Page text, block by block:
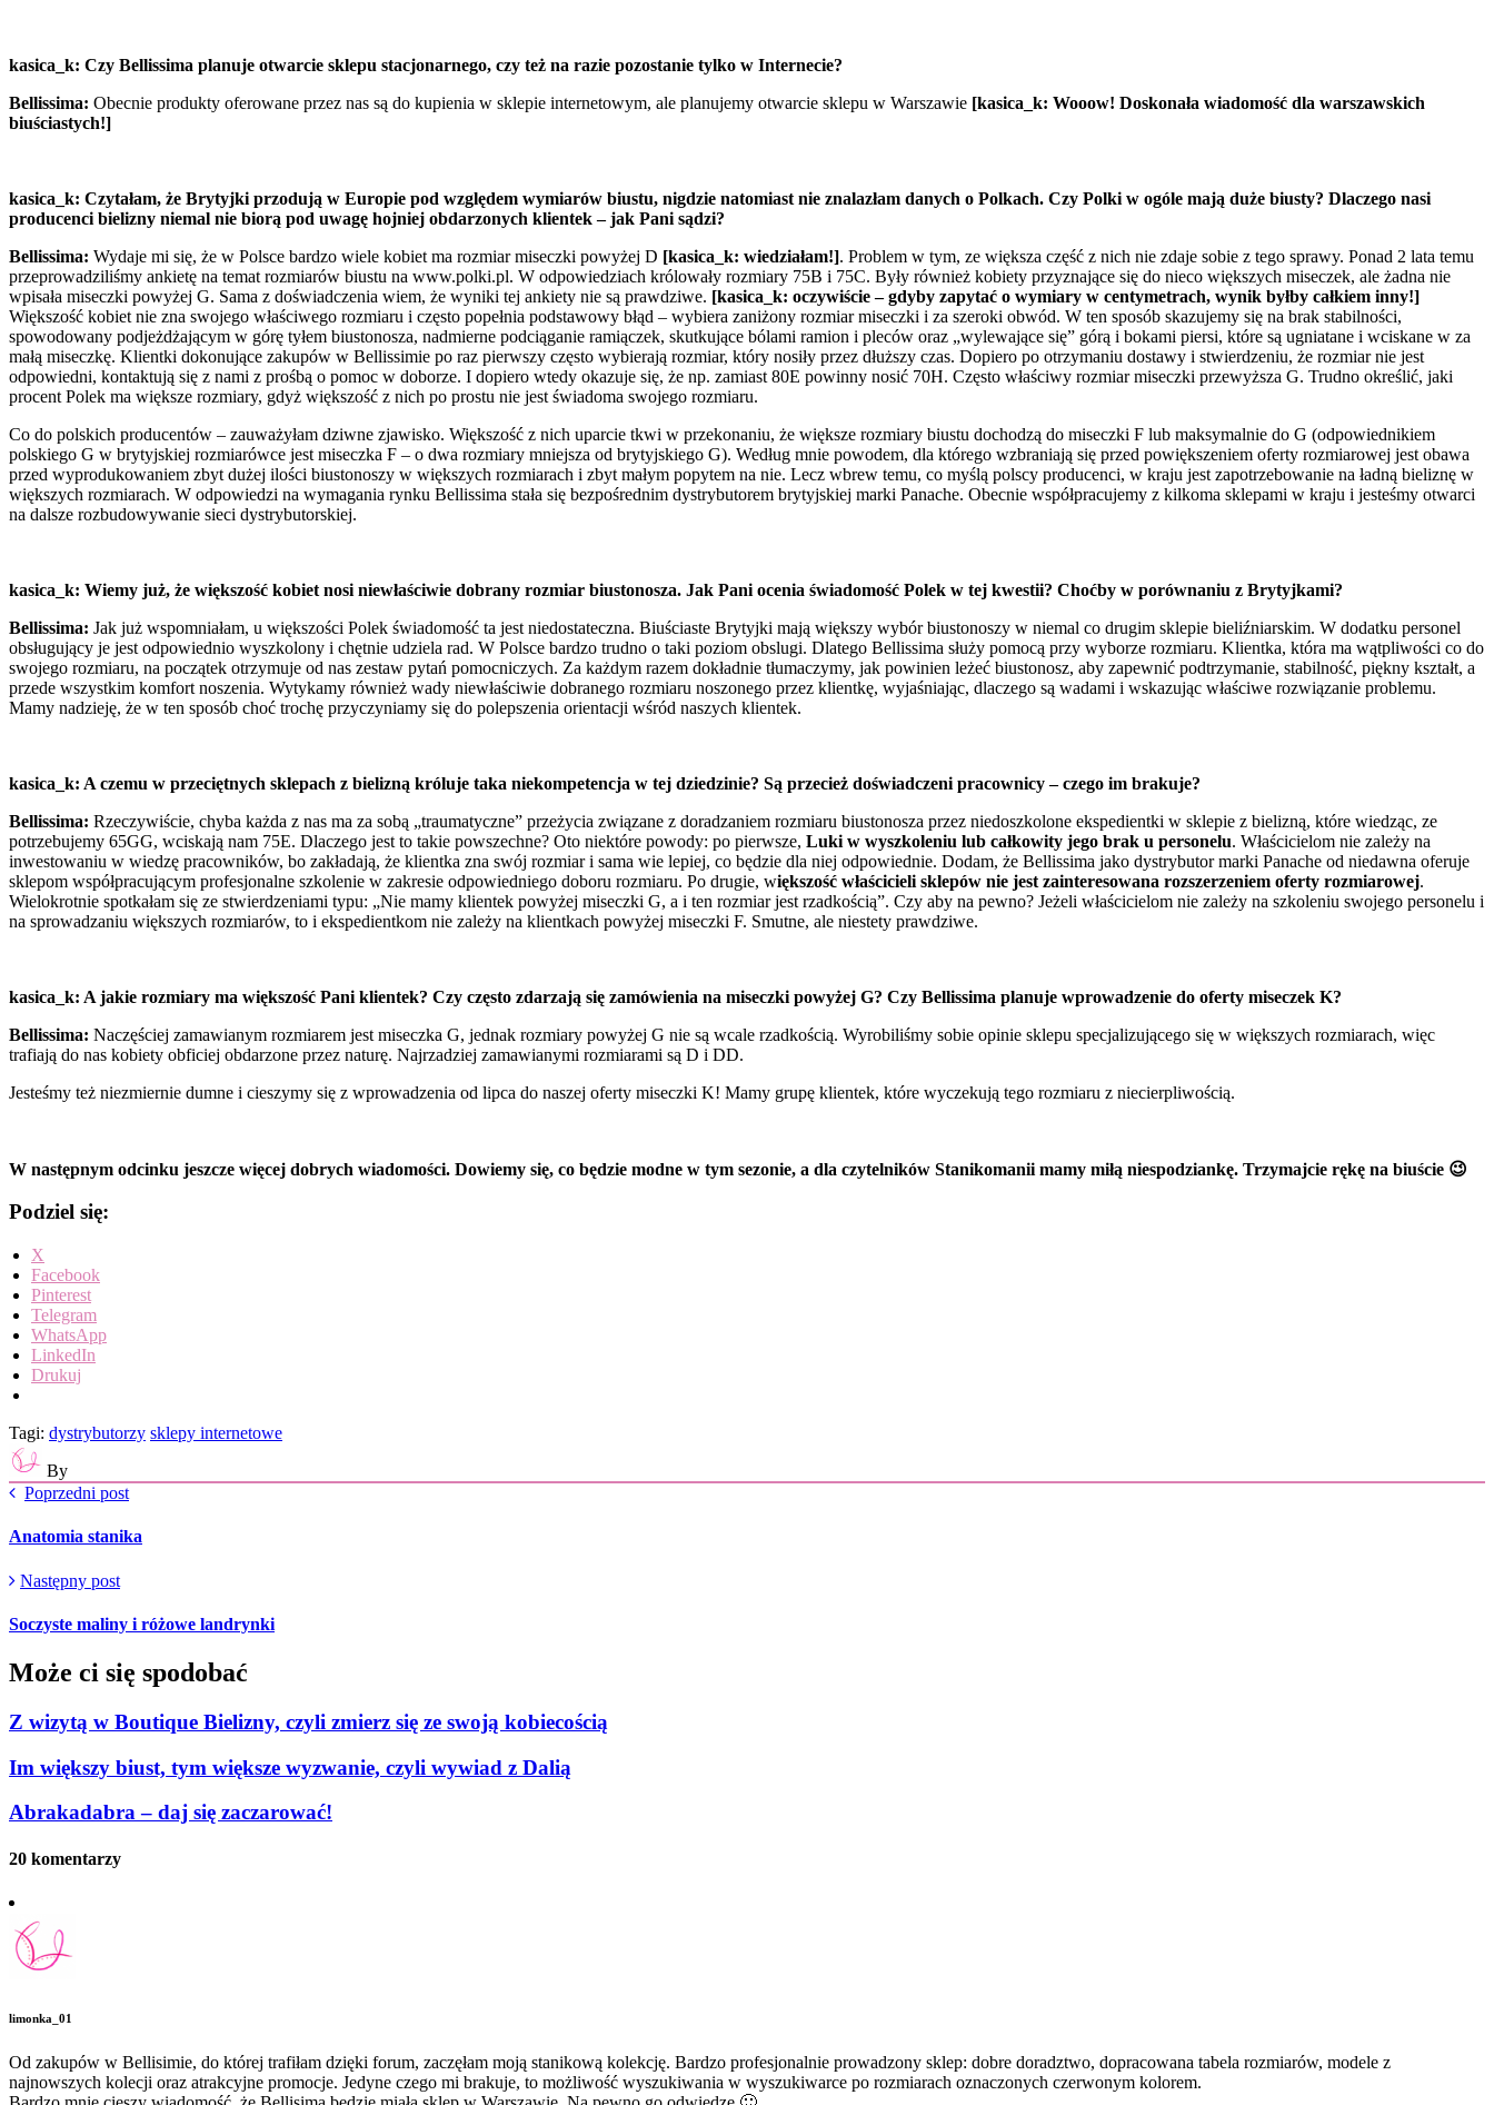
kasica_k: Czy Bellissima planuje otwarcie sklepu stacjonarnego, czy też na razie pozostanie tylko w Internecie?
Bellissima: Obecnie produkty oferowane przez nas są do kupienia w sklepie internetowym, ale planujemy otwarcie sklepu w Warszawie [kasica_k: Wooow! Doskonała wiadomość dla warszawskich
biuściastych!]
kasica_k: Czytałam, że Brytyjki przodują w Europie pod względem wymiarów biustu, nigdzie natomiast nie znalazłam danych o Polkach. Czy Polki w ogóle mają duże biusty? Dlaczego nasi
producenci bielizny niemal nie biorą pod uwagę hojniej obdarzonych klientek – jak Pani sądzi?
Bellissima: Wydaje mi się, że w Polsce bardzo wiele kobiet ma rozmiar miseczki powyżej D [kasica_k: wiedziałam!]. Problem w tym, ze większa część z nich nie zdaje sobie z tego sprawy. Ponad 2 lata temu
przeprowadziliśmy ankietę na temat rozmiarów biustu na www.polki.pl. W odpowiedziach królowały rozmiary 75B i 75C. Były również kobiety przyznające się do nieco większych miseczek, ale żadna nie
wpisała miseczki powyżej G. Sama z doświadczenia wiem, że wyniki tej ankiety nie są prawdziwe. [kasica_k: oczywiście – gdyby zapytać o wymiary w centymetrach, wynik byłby całkiem inny!]
Większość kobiet nie zna swojego właściwego rozmiaru i często popełnia podstawowy błąd – wybiera zaniżony rozmiar miseczki i za szeroki obwód. W ten sposób skazujemy się na brak stabilności,
spowodowany podjeżdżającym w górę tyłem biustonosza, nadmierne podciąganie ramiączek, skutkujące bólami ramion i pleców oraz „wylewające się” górą i bokami piersi, które są ugniatane i wciskane w za
małą miseczkę. Klientki dokonujące zakupów w Bellissimie po raz pierwszy często wybierają rozmiar, który nosiły przez dłuższy czas. Dopiero po otrzymaniu dostawy i stwierdzeniu, że rozmiar nie jest
odpowiedni, kontaktują się z nami z prośbą o pomoc w doborze. I dopiero wtedy okazuje się, że np. zamiast 80E powinny nosić 70H. Często właściwy rozmiar miseczki przewyższa G. Trudno określić, jaki
procent Polek ma większe rozmiary, gdyż większość z nich po prostu nie jest świadoma swojego rozmiaru.
Co do polskich producentów – zauważyłam dziwne zjawisko. Większość z nich uparcie tkwi w przekonaniu, że większe rozmiary biustu dochodzą do miseczki F lub maksymalnie do G (odpowiednikiem
polskiego G w brytyjskiej rozmiarówce jest miseczka F – o dwa rozmiary mniejsza od brytyjskiego G). Według mnie powodem, dla którego wzbraniają się przed powiększeniem oferty rozmiarowej jest obawa
przed wyprodukowaniem zbyt dużej ilości biustonoszy w większych rozmiarach i zbyt małym popytem na nie. Lecz wbrew temu, co myślą polscy producenci, w kraju jest zapotrzebowanie na ładną bieliznę w
większych rozmiarach. W odpowiedzi na wymagania rynku Bellissima stała się bezpośrednim dystrybutorem brytyjskiej marki Panache. Obecnie współpracujemy z kilkoma sklepami w kraju i jesteśmy otwarci
na dalsze rozbudowywanie sieci dystrybutorskiej.
kasica_k: Wiemy już, że większość kobiet nosi niewłaściwie dobrany rozmiar biustonosza. Jak Pani ocenia świadomość Polek w tej kwestii? Choćby w porównaniu z Brytyjkami?
Bellissima: Jak już wspomniałam, u większości Polek świadomość ta jest niedostateczna. Biuściaste Brytyjki mają większy wybór biustonoszy w niemal co drugim sklepie bieliźniarskim. W dodatku personel
obsługujący je jest odpowiednio wyszkolony i chętnie udziela rad. W Polsce bardzo trudno o taki poziom obslugi. Dlatego Bellissima służy pomocą przy wyborze rozmiaru. Klientka, która ma wątpliwości co do
swojego rozmiaru, na początek otrzymuje od nas zestaw pytań pomocniczych. Za każdym razem dokładnie tłumaczymy, jak powinien leżeć biustonosz, aby zapewnić podtrzymanie, stabilność, piękny kształt, a
przede wszystkim komfort noszenia. Wytykamy również wady niewłaściwie dobranego rozmiaru noszonego przez klientkę, wyjaśniając, dlaczego są wadami i wskazując właściwe rozwiązanie problemu.
Mamy nadzieję, że w ten sposób choć trochę przyczyniamy się do polepszenia orientacji wśród naszych klientek.
kasica_k: A czemu w przeciętnych sklepach z bielizną króluje taka niekompetencja w tej dziedzinie? Są przecież doświadczeni pracownicy – czego im brakuje?
Bellissima: Rzeczywiście, chyba każda z nas ma za sobą „traumatyczne” przeżycia związane z doradzaniem rozmiaru biustonosza przez niedoszkolone ekspedientki w sklepie z bielizną, które wiedząc, ze
potrzebujemy 65GG, wciskają nam 75E. Dlaczego jest to takie powszechne? Oto niektóre powody: po pierwsze, Luki w wyszkoleniu lub całkowity jego brak u personelu. Właścicielom nie zależy na
inwestowaniu w wiedzę pracowników, bo zakładają, że klientka zna swój rozmiar i sama wie lepiej, co będzie dla niej odpowiednie. Dodam, że Bellissima jako dystrybutor marki Panache od niedawna oferuje
sklepom współpracującym profesjonalne szkolenie w zakresie odpowiedniego doboru rozmiaru. Po drugie, większość właścicieli sklepów nie jest zainteresowana rozszerzeniem oferty rozmiarowej.
Wielokrotnie spotkałam się ze stwierdzeniami typu: „Nie mamy klientek powyżej miseczki G, a i ten rozmiar jest rzadkością”. Czy aby na pewno? Jeżeli właścicielom nie zależy na szkoleniu swojego personelu i
na sprowadzaniu większych rozmiarów, to i ekspedientkom nie zależy na klientkach powyżej miseczki F. Smutne, ale niestety prawdziwe.
kasica_k: A jakie rozmiary ma większość Pani klientek? Czy często zdarzają się zamówienia na miseczki powyżej G? Czy Bellissima planuje wprowadzenie do oferty miseczek K?
Bellissima: Naczęściej zamawianym rozmiarem jest miseczka G, jednak rozmiary powyżej G nie są wcale rzadkością. Wyrobiliśmy sobie opinie sklepu specjalizującego się w większych rozmiarach, więc
trafiają do nas kobiety obficiej obdarzone przez naturę. Najrzadziej zamawianymi rozmiarami są D i DD.
Jesteśmy też niezmiernie dumne i cieszymy się z wprowadzenia od lipca do naszej oferty miseczki K! Mamy grupę klientek, które wyczekują tego rozmiaru z niecierpliwością.
W następnym odcinku jeszcze więcej dobrych wiadomości. Dowiemy się, co będzie modne w tym sezonie, a dla czytelników Stanikomanii mamy miłą niespodziankę. Trzymajcie rękę na biuście 😉
Podziel się:
X
Facebook
Pinterest
Telegram
WhatsApp
LinkedIn
Drukuj
Tagi: dystrybutorzy sklepy internetowe
By
Poprzedni post
Anatomia stanika
Następny post
Soczyste maliny i różowe landrynki
Może ci się spodobać
Z wizytą w Boutique Bielizny, czyli zmierz się ze swoją kobiecością
Im większy biust, tym większe wyzwanie, czyli wywiad z Dalią
Abrakadabra – daj się zaczarować!
20 komentarzy
limonka_01
Od zakupów w Bellisimie, do której trafiłam dzięki forum, zaczęłam moją stanikową kolekcję. Bardzo profesjonalnie prowadzony sklep: dobre doradztwo, dopracowana tabela rozmiarów, modele z
najnowszych kolecji oraz atrakcyjne promocje. Jedyne czego mi brakuje, to możliwość wyszukiwania w wyszukiwarce po rozmiarach oznaczonych czerwonym kolorem.